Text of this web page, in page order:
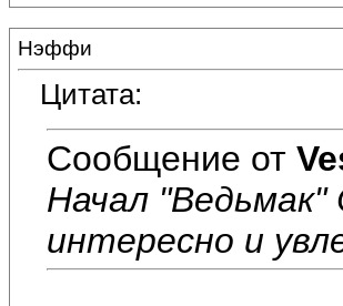
Нэффи
Цитата:
Сообщение от
Начал "Ведьмак"
интересно и